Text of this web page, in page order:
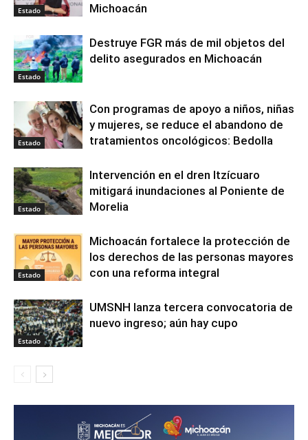
Estado Michoacán
Estado
Destruye FGR más de mil objetos del
delito asegurados en Michoacán
Estado
Con programas de apoyo a niños, niñas
y mujeres, se reduce el abandono de
tratamientos oncológicos: Bedolla
Estado
Intervención en el dren Itzícuaro
mitigará inundaciones al Poniente de
Morelia
Estado
Michoacán fortalece la protección de
los derechos de las personas mayores
con una reforma integral
Estado
UMSNH lanza tercera convocatoria de
nuevo ingreso; aún hay cupo